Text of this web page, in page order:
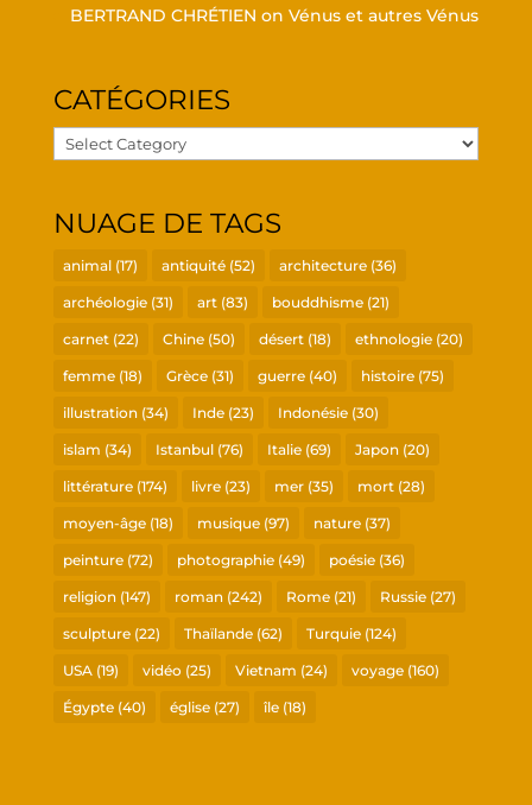
BERTRAND CHRÉTIEN on Vénus et autres Vénus
CATÉ­GO­RIES
Caté­
go­
NUAGE DE TAGS
animal(17) antiquité(52) architecture(36)
archéologie(31) art(83) bouddhisme(21)
carnet(22) Chine(50) désert(18) ethnologie(20)
femme(18) Grèce(31) guerre(40) histoire(75)
illustration(34) Inde(23) Indonésie(30)
islam (34) Istanbul(76) Italie(69) Japon(20)
littérature(174) livre(23) mer(35) mort(28)
moyen-âge(18) musique(97) nature(37)
peinture(72) photographie(49) poésie(36)
religion(147) roman(242) Rome(21) Russie(27)
sculpture(22) Thaïlande(62) Turquie(124)
USA(19) vidéo (25) Vietnam (24) voyage(160)
Égypte(40) église(27) île(18)